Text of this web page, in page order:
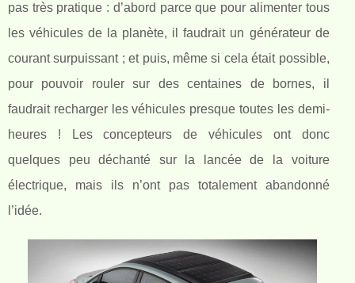
pas très pratique : d’abord parce que pour alimenter tous
les véhicules de la planète, il faudrait un générateur de
courant surpuissant ; et puis, même si cela était possible,
pour pouvoir rouler sur des centaines de bornes, il
faudrait recharger les véhicules presque toutes les demi-
heures ! Les concepteurs de véhicules ont donc
quelques peu déchanté sur la lancée de la voiture
électrique, mais ils n’ont pas totalement abandonné
l’idée.